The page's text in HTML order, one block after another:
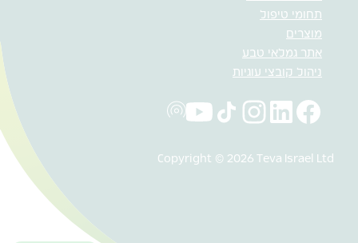
תחומי טיפול
מוצרים
אתר גמלאי טבע
ניהול קובצי עוגיות
Copyright © 2026 Teva Israel Ltd